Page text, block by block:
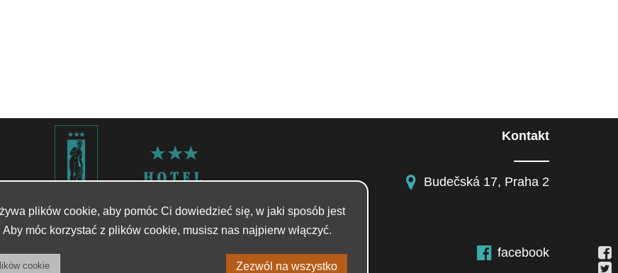
Kontakt
Budečská 17, Praha 2
facebook
plików cookie, aby pomóc Ci dowiedzieć się, w jaki sposób jest
Aby móc korzystać z plików cookie, musisz nas najpierw włączyć.